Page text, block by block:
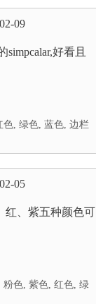
09
好看且
色,绿色,蓝色,边栏
05
红、紫五种颜色可
粉色,紫色,红色,绿